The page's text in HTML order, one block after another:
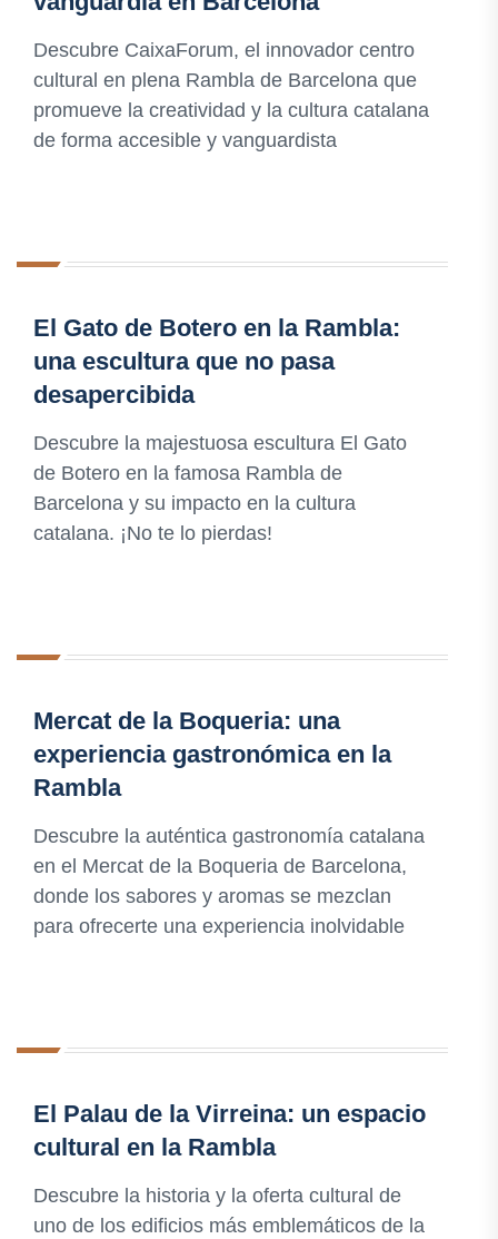
Descubre CaixaForum, el innovador centro
cultural en plena Rambla de Barcelona que
promueve la creatividad y la cultura catalana
de forma accesible y vanguardista
El Gato de Botero en la Rambla:
una escultura que no pasa
desapercibida
Descubre la majestuosa escultura El Gato
de Botero en la famosa Rambla de
Barcelona y su impacto en la cultura
catalana. ¡No te lo pierdas!
Mercat de la Boqueria: una
experiencia gastronómica en la
Rambla
Descubre la auténtica gastronomía catalana
en el Mercat de la Boqueria de Barcelona,
donde los sabores y aromas se mezclan
para ofrecerte una experiencia inolvidable
El Palau de la Virreina: un espacio
cultural en la Rambla
Descubre la historia y la oferta cultural de
uno de los edificios más emblemáticos de la